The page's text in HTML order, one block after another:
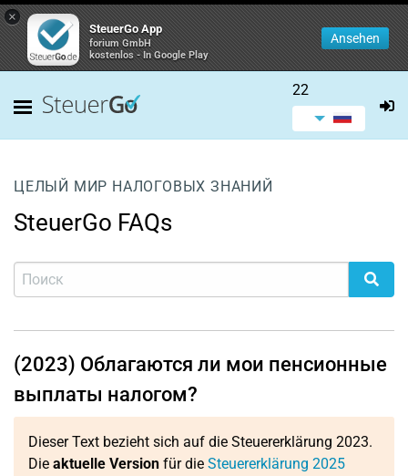
×
SteuerGo App
forium GmbH
kostenlos - In Google Play
Ansehen
22
ЦЕЛЫЙ МИР НАЛОГОВЫХ ЗНАНИЙ
SteuerGo FAQs
(2023) Облагаются ли мои пенсионные
выплаты налогом?
Dieser Text bezieht sich auf die Steuererklärung 2023.
Die aktuelle Version für die Steuererklärung 2025